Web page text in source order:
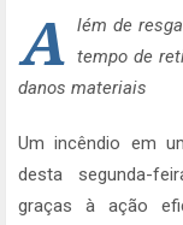
A lém de
tempo de
danos materiais
Um incêndio em
desta segunda-
graças à ação